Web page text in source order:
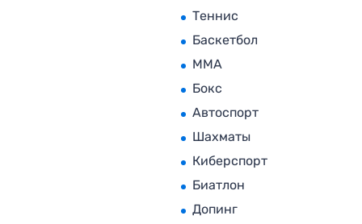
Теннис
Баскетбол
MMA
Бокс
Автоспорт
Шахматы
Киберспорт
Биатлон
Допинг